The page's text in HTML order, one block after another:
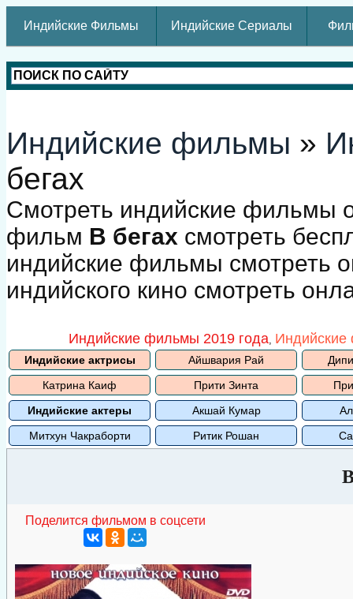
Индийские Фильмы Индийские Сериалы
Индийские фильмы »
бегах
Смотреть индийские фильмы
фильм В бегах смотреть
индийские фильмы смотреть
индийского кино смотреть
Индийские фильмы 2019 года,
Индийские актрисы Айшвария Рай
Катрина Каиф
Прити Зинта
Индийские актеры
Акшай Кумар
Митхун Чакраборти
Ритик Рошан
Поделится фильмом в соцсети